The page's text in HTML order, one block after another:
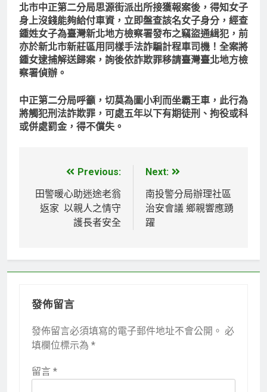
北市中正第二分局思源街派出所接獲報案後，得知女子
身上沒錢能夠給付車資，立即盤查該名女子身分，經查
鍾姓女子為臺灣新北地方檢察署發布之竊盜通緝犯，前
亦於新北市新莊區用同樣手法詐騙計程車司機！全案將
鍾女逮捕解送歸案，詢後依詐欺罪移請臺灣臺北地方檢
察署偵辦。
中正第二分局呼籲，切莫為圖小利而坐霸王車，此行為
將觸犯刑法詐欺罪，可處五年以下有期徒刑、拘役或科
或併處罰金，得不償失。
章
導
Previous:
田警暖心助迷途老翁
返家 以親人之情守
護長者安全
Next:
南投警分局辦理社區
治安會議 鄉親響應踴
躍
發佈留言
發佈留言必須填寫的電子郵件地址不會公開。 必
填欄位標示為 *
留言 *